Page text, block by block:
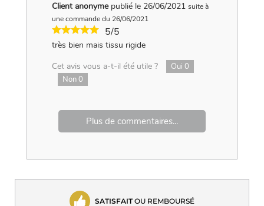
Client anonyme publié le 26/06/2021 suite à
une commande du 26/06/2021
5/5
très bien mais tissu rigide
Cet avis vous a-t-il été utile ?
Oui 0
Non0
Plus de commentaires...
SATISFAITOU REMBOURSÉ